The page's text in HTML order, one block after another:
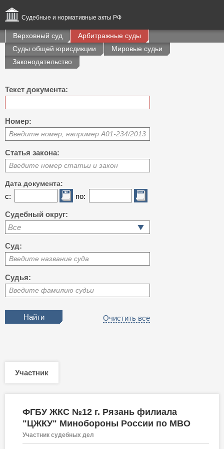
Судебные и нормативные акты РФ
Верховный суд
Арбитражные суды
Суды общей юрисдикции
Мировые судьи
Законодательство
Текст документа:
Номер:
Введите номер, например А01-234/2013
Статья закона:
Введите номер статьи и закон
Дата документа:
с: по:
Судебный округ:
Все
Суд:
Введите название суда
Судья:
Введите фамилию судьи
Очистить все
Участник
ФГБУ ЖКС №12 г. Рязань филиала
"ЦЖКУ" Минобороны России по МВО
Участник судебных дел